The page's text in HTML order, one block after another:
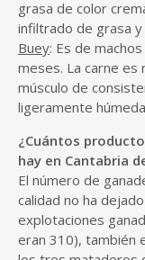
grasa de color
infiltrado de grasa
Buey: Es de
meses. La carne es
músculo de
ligeramente
¿Cuántos
hay en Cantabria
El número de
calidad no ha
explotaciones
eran 310), también